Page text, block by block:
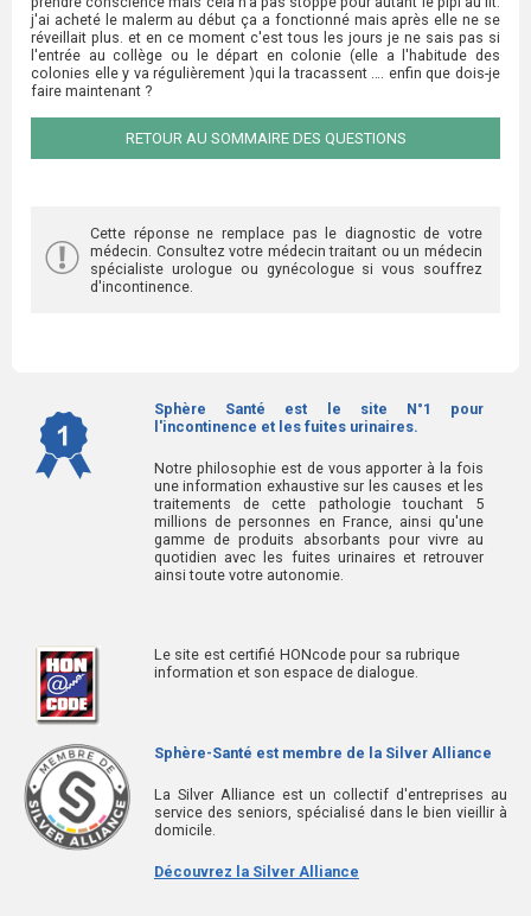
j'ai acheté le malerm au début ça a fonctionné mais après elle ne se
réveillait plus. et en ce moment c'est tous les jours je ne sais pas si
l'entrée au collège ou le départ en colonie (elle a l'habitude des
colonies elle y va régulièrement )qui la tracassent …. enfin que dois-je
faire maintenant ?
RETOUR AU SOMMAIRE DES QUESTIONS
Cette réponse ne remplace pas le diagnostic de votre
médecin. Consultez votre médecin traitant ou un médecin
spécialiste urologue ou gynécologue si vous souffrez
d'incontinence.
Sphère Santé est le site N°1 pour
l'incontinence et les fuites urinaires.
Notre philosophie est de vous apporter à la fois
une information exhaustive sur les causes et les
traitements de cette pathologie touchant 5
millions de personnes en France, ainsi qu'une
gamme de produits absorbants pour vivre au
quotidien avec les fuites urinaires et retrouver
ainsi toute votre autonomie.
Le site est certifié HONcode pour sa rubrique
information et son espace de dialogue.
Sphère-Santé est membre de la Silver Alliance
La Silver Alliance est un collectif d'entreprises au
service des seniors, spécialisé dans le bien vieillir à
domicile.
Découvrez la Silver Alliance